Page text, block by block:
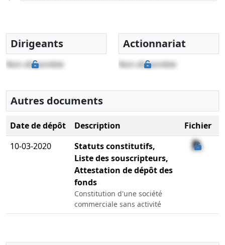
Dirigeants
Non disponible
Actionnariat
Non disponible
Autres documents
Date de dépôt Description
Fichier
10-03-2020
Statuts constitutifs,
Liste des souscripteurs,
Attestation de dépôt des
fonds
Constitution d'une société
commerciale sans activité